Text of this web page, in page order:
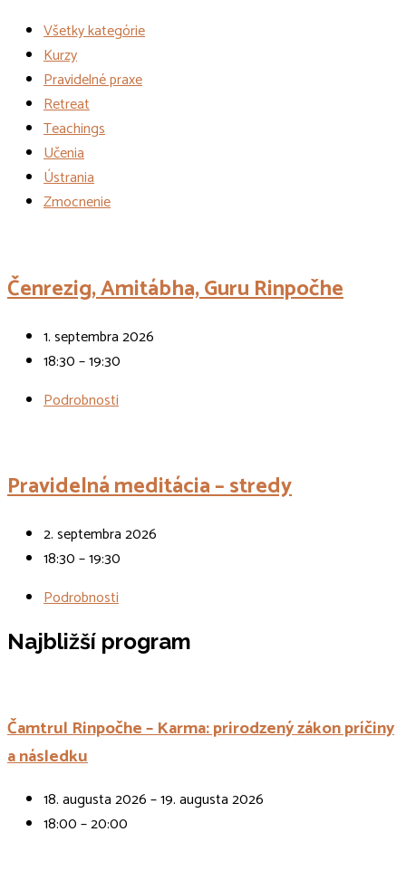
Všetky kategórie
Kurzy
Pravidelné praxe
Retreat
Teachings
Učenia
Ústrania
Zmocnenie
Čenrezig, Amitábha, Guru Rinpočhe
1. septembra 2026
18:30 – 19:30
Podrobnosti
Pravidelná meditácia – stredy
2. septembra 2026
18:30 – 19:30
Podrobnosti
Najbližší program
Čamtrul Rinpočhe – Karma: prirodzený zákon príčiny
a následku
18. augusta 2026 – 19. augusta 2026
18:00 – 20:00